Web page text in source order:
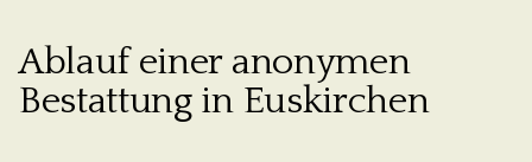
Ablauf einer anonymen
Bestattung in Euskirchen